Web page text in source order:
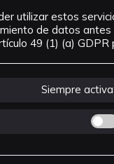
utilizar estos
de datos antes
49 (1) (a) GDPR
Siempre